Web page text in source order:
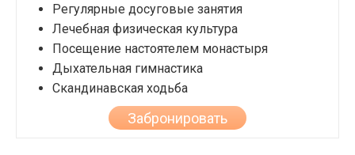
Регулярные досуговые занятия
Лечебная физическая культура
Посещение настоятелем монастыря
Дыхательная гимнастика
Скандинавская ходьба
Забронировать